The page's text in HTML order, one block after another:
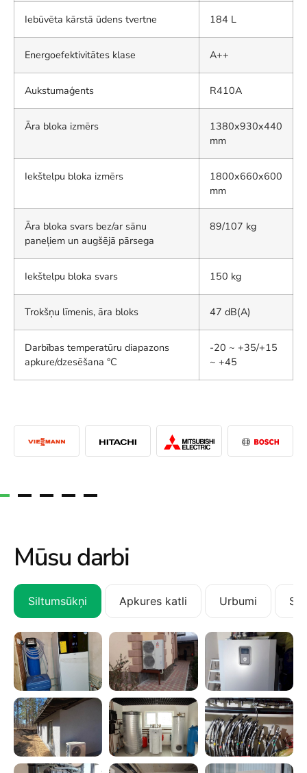
Iebūvēta kārstā ūdens tvertne 184 L
Energoefektivitātes klase A++
Aukstumaģents R410A
Āra bloka izmērs
1380x930x440
mm
Iekštelpu bloka izmērs
1800x660x600
mm
Āra bloka svars bez/ar sānu
paneļiem un augšējā pārsega
89/107 kg
Iekštelpu bloka svars 150 kg
Trokšņu līmenis, āra bloks 47 dB(A)
Darbības temperatūru diapazons
apkure/dzesēšana °C
-20 ~ +35/+15
~ +45
Mūsu darbi
Siltumsūkņi Apkures katli Urbumi